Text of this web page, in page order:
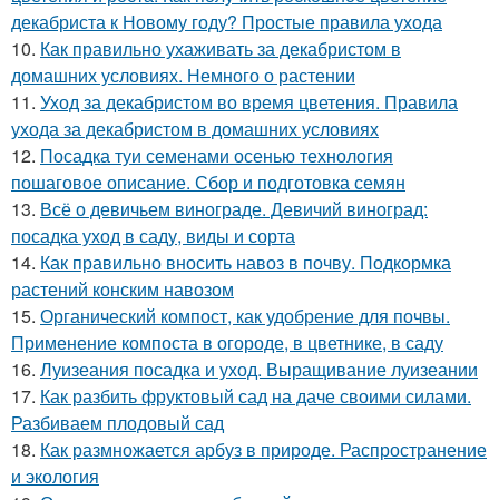
декабриста к Новому году? Простые правила ухода
10. Как правильно ухаживать за декабристом в
домашних условиях. Немного о растении
11. Уход за декабристом во время цветения. Правила
ухода за декабристом в домашних условиях
12. Посадка туи семенами осенью технология
пошаговое описание. Сбор и подготовка семян
13. Всё о девичьем винограде. Девичий виноград:
посадка уход в саду, виды и сорта
14. Как правильно вносить навоз в почву. Подкормка
растений конским навозом
15. Органический компост, как удобрение для почвы.
Применение компоста в огороде, в цветнике, в саду
16. Луизеания посадка и уход. Выращивание луизеании
17. Как разбить фруктовый сад на даче своими силами.
Разбиваем плодовый сад
18. Как размножается арбуз в природе. Распространение
и экология